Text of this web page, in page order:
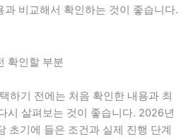
과 비교해서 확인하는 것이 좋습니다.
확인할 부분
하기 전에는 처음 확인한 내용과 최
시 살펴보는 것이 좋습니다. 2026년
초기에 들은 조건과 실제 진행 단계